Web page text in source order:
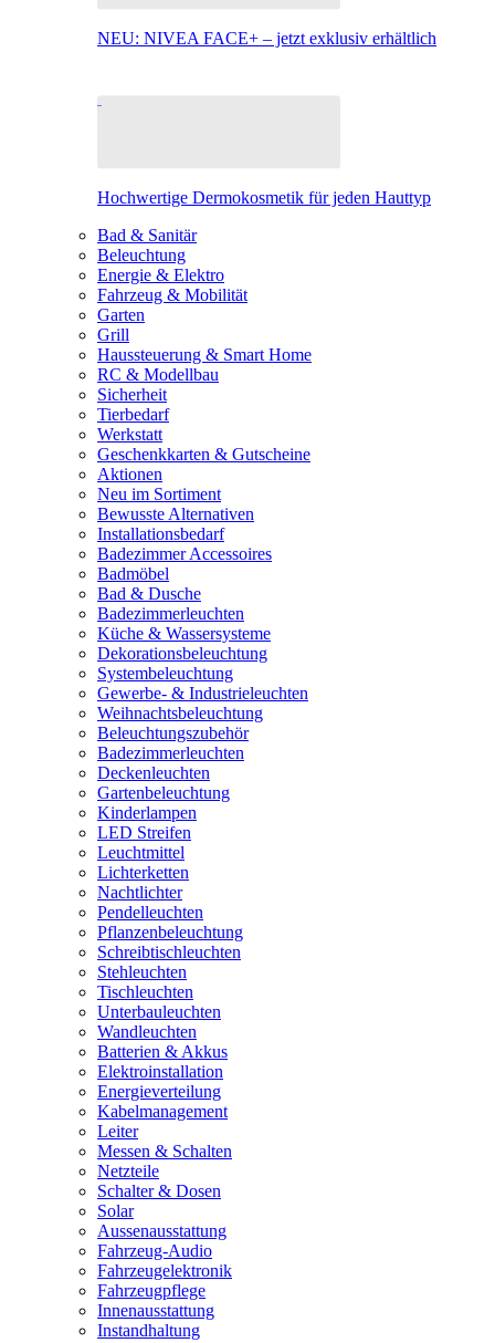
NEU: NIVEA FACE+ – jetzt exklusiv erhältlich
Hochwertige Dermokosmetik für jeden Hauttyp
Bad & Sanitär
Beleuchtung
Energie & Elektro
Fahrzeug & Mobilität
Garten
Grill
Haussteuerung & Smart Home
RC & Modellbau
Sicherheit
Tierbedarf
Werkstatt
Geschenkkarten & Gutscheine
Aktionen
Neu im Sortiment
Bewusste Alternativen
Installationsbedarf
Badezimmer Accessoires
Badmöbel
Bad & Dusche
Badezimmerleuchten
Küche & Wassersysteme
Dekorationsbeleuchtung
Systembeleuchtung
Gewerbe- & Industrieleuchten
Weihnachtsbeleuchtung
Beleuchtungszubehör
Badezimmerleuchten
Deckenleuchten
Gartenbeleuchtung
Kinderlampen
LED Streifen
Leuchtmittel
Lichterketten
Nachtlichter
Pendelleuchten
Pflanzenbeleuchtung
Schreibtischleuchten
Stehleuchten
Tischleuchten
Unterbauleuchten
Wandleuchten
Batterien & Akkus
Elektroinstallation
Energieverteilung
Kabelmanagement
Leiter
Messen & Schalten
Netzteile
Schalter & Dosen
Solar
Aussenausstattung
Fahrzeug-Audio
Fahrzeugelektronik
Fahrzeugpflege
Innenausstattung
Instandhaltung